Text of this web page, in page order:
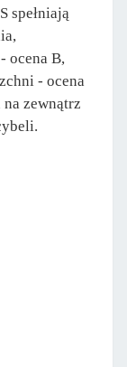
spełniają
ocena B,
- ocena
na zewnątrz